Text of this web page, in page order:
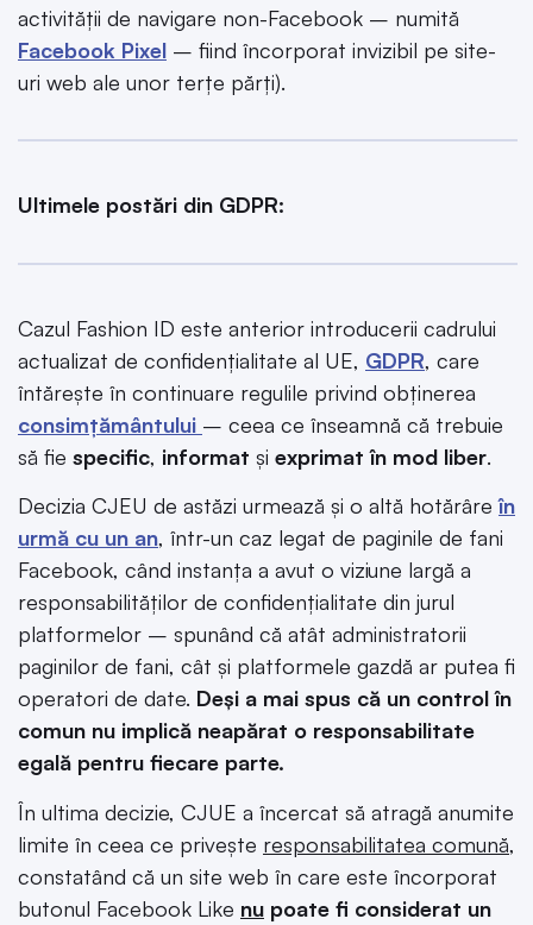
activității de navigare non-Facebook – numită
Facebook Pixel – fiind încorporat invizibil pe site-
uri web ale unor terțe părți).
Ultimele postări din GDPR:
Cazul Fashion ID este anterior introducerii cadrului
actualizat de confidențialitate al UE, GDPR, care
întărește în continuare regulile privind obținerea
consimțământului – ceea ce înseamnă că trebuie
să fie specific, informat și exprimat în mod liber.
Decizia CJEU de astăzi urmează și o altă hotărâreîn
urmă cu un an, într-un caz legat de paginile de fani
Facebook, când instanța a avut o viziune largă a
responsabilităților de confidențialitate din jurul
platformelor – spunând că atât administratorii
paginilor de fani, cât și platformele gazdă ar putea fi
operatori de date. Deși a mai spus că un control în
comun nu implică neapărat o responsabilitate
egală pentru fiecare parte.
În ultima decizie, CJUE a încercat să atragă anumite
limite în ceea ce privește responsabilitatea comună,
constatând că un site web în care este încorporat
butonul Facebook Like nu poate fi considerat un